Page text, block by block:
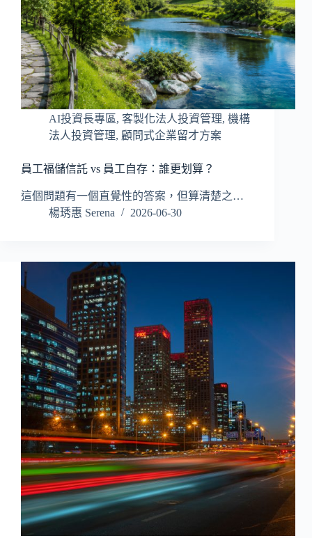
AI投資長專區, 客製化法人投資管理, 機構
法人投資管理, 顧問式企業留才方案
員工福儲信託 vs 員工自存：誰更划算？
這個問題有一個直覺性的答案，但算清楚之…
楊琇惠 Serena
2026-06-30